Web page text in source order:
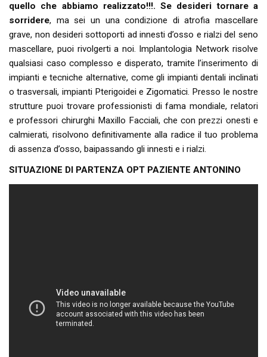
quello che abbiamo realizzato!!!. Se desideri tornare a
sorridere, ma sei un una condizione di atrofia mascellare
grave, non desideri sottoporti ad innesti d’osso e rialzi del seno
mascellare, puoi rivolgerti a noi. Implantologia Network risolve
qualsiasi caso complesso e disperato, tramite l’inserimento di
impianti e tecniche alternative, come gli impianti dentali inclinati
o trasversali, impianti Pterigoidei e Zigomatici. Presso le nostre
strutture puoi trovare professionisti di fama mondiale, relatori
e professori chirurghi Maxillo Facciali, che con prezzi onesti e
calmierati, risolvono definitivamente alla radice il tuo problema
di assenza d’osso, baipassando gli innesti e i rialzi.
SITUAZIONE DI PARTENZA OPT PAZIENTE ANTONINO